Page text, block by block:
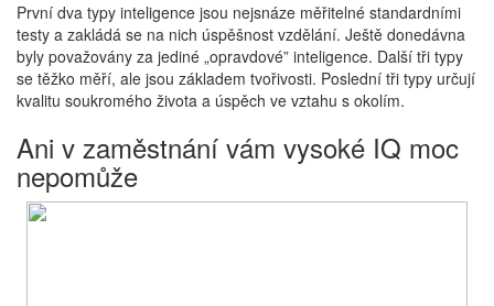
První dva typy inteligence jsou nejsnáze měřitelné standardními
testy a zakládá se na nich úspěšnost vzdělání. Ještě donedávna
byly považovány za jediné „opravdové” inteligence. Další tři typy
se těžko měří, ale jsou základem tvořivosti. Poslední tři typy určují
kvalitu soukromého života a úspěch ve vztahu s okolím.
Ani v zaměstnání vám vysoké IQ moc
nepomůže